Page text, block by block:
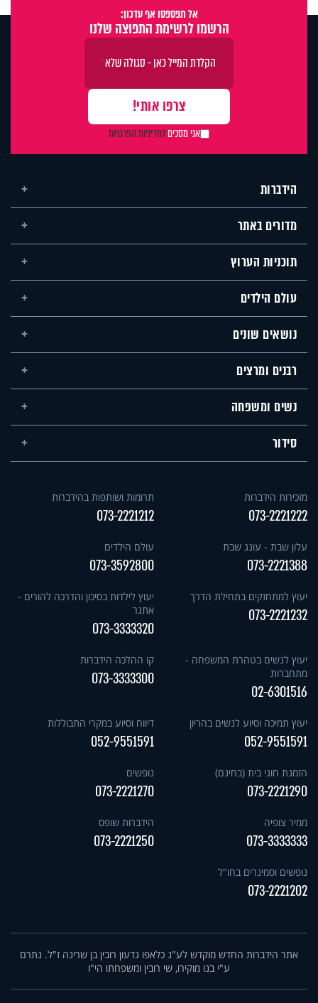
אל תפספסו אף עדכון:
הרשמו לרשימת התפוצה שלנו
אני מסכיםלמדיניות הפרטיות
הידברות
מדורים באתר
תוכניות הערוץ
עולם הילדים
נושאים שונים
רבנים ומרצים
נשים ומשפחה
סידור
מזכירות הידברות
073-2221222
תרומות ושותפות בהידברות
073-2221212
עלון שבת - עונג שבת
073-2221388
עולם הילדים
073-3592800
יעוץ למתחזקים בתחילת הדרך
073-2221232
יעוץ לילדות בסיכון והדרכה להורים -
אתגר
073-3333320
יעוץ לנשים בטהרת המשפחה -
מתחברות
02-6301516
קו ההלכה הידברות
073-3333300
יעוץ תמיכה וסיוע לנשים בהריון
052-9551591
דיווח וסיוע במקרי התבוללות
052-9551591
הזמנת חוגי בית (בחינם)
073-2221290
נופשים
073-2221270
ממיר צופיה
073-3333333
הידברות שופס
073-2221250
נופשים וסמינרים בחו"ל
073-2221202
אתר הידברות החדש מוקדש לע"נ כלאפו גדעון רובין בן שרינה ז"ל. נתרם
ע"י בנו מוקירו, שי רובין ומשפחתו הי"ו